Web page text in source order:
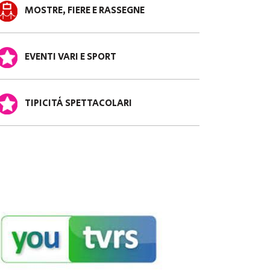
MOSTRE, FIERE E RASSEGNE
EVENTI VARI E SPORT
TIPICITÀ SPETTACOLARI